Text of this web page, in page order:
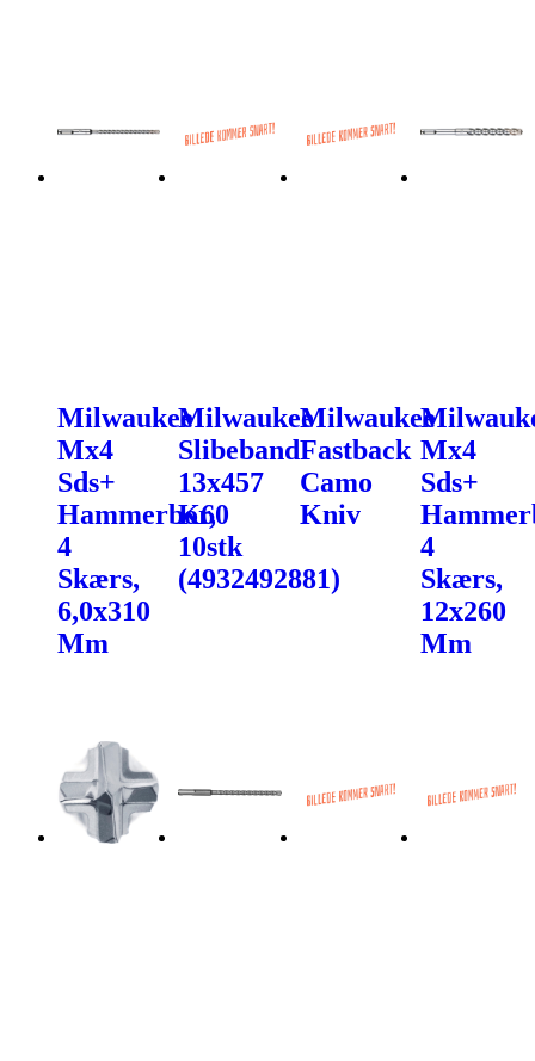
Milwaukee
Mx4
Sds+
Hammerbor,
4
Skærs,
6,0x310
Mm
Milwaukee
Slibeband
13x457
K60
10stk
(4932492881)
Milwaukee
Fastback
Camo
Kniv
Mx4
Sds+
4
Skærs,
12x260
Mm